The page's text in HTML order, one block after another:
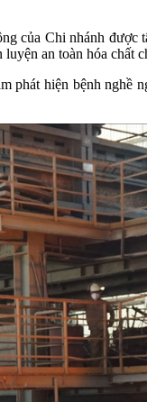
của Chi nhánh
an toàn hóa chất
hiện bệnh nghề